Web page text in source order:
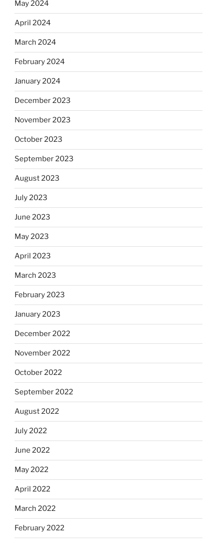
May 2024
April 2024
March 2024
February 2024
January 2024
December 2023
November 2023
October 2023
September 2023
August 2023
July 2023
June 2023
May 2023
April 2023
March 2023
February 2023
January 2023
December 2022
November 2022
October 2022
September 2022
August 2022
July 2022
June 2022
May 2022
April 2022
March 2022
February 2022